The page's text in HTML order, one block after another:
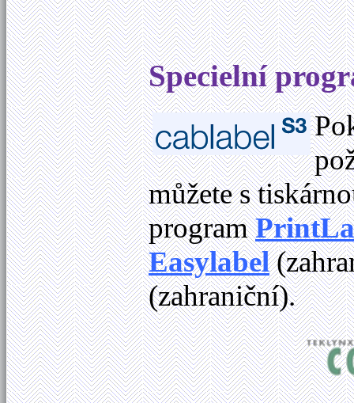
Specielní
můžete s
program
Easylabel
(zahraniční).